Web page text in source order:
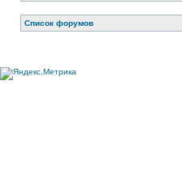
Список форумов